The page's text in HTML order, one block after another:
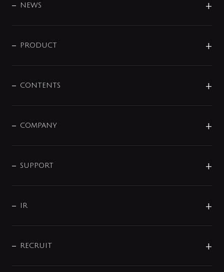
DESIGN
NEWS
商品に関して
その他
PRODUCT
センサー・タッチ水栓
単水栓
分岐
配管システム
バス・空調周辺用品
CONTENTS
じぶんシャワーが見つかる
COMPANY
企業理念
会社概要
事業所案内
SUPPORT
よくあるご質問
データダウンロード
IR
IRニュース
RECRUIT